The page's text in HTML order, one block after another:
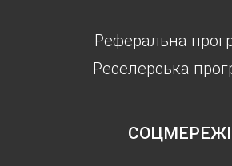
Реферальна
Реселерська
СОЦМЕРЕЖІ